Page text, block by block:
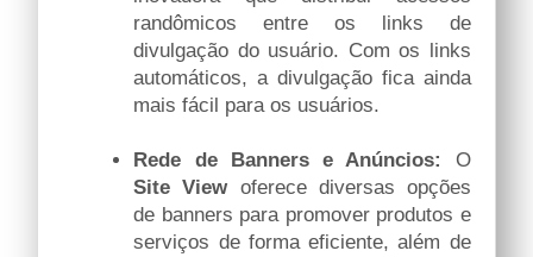
randômicos entre os links de
divulgação do usuário. Com os links
automáticos, a divulgação fica ainda
mais fácil para os usuários.
Rede de Banners e Anúncios:
O
Site View oferece diversas opções
de banners para promover produtos e
serviços de forma eficiente, além de